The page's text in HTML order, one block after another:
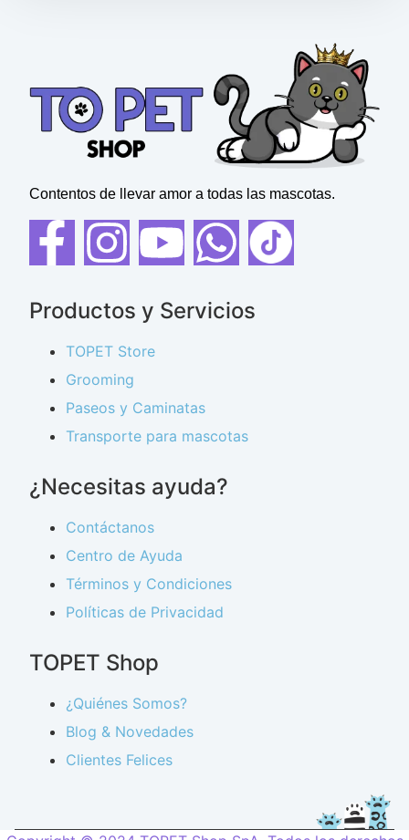
Contentos de llevar amor a todas las mascotas.
Productos y Servicios
TOPET Store
Grooming
Paseos y Caminatas
Transporte para mascotas
¿Necesitas ayuda?
Contáctanos
Centro de Ayuda
Términos y Condiciones
Políticas de Privacidad
TOPET Shop
¿Quiénes Somos?
Blog & Novedades
Clientes Felices